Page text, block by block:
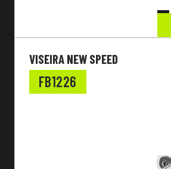
VISEIRA NEW SPEED
FB1226